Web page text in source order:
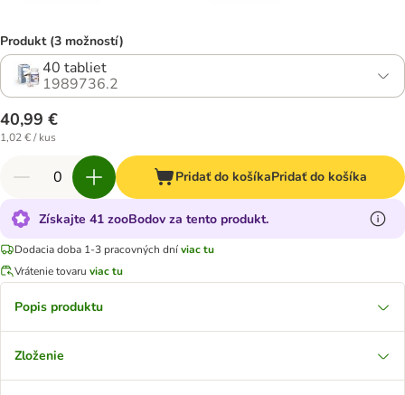
Produkt (3 možností)
40 tabliet
1989736.2
40,99 €
1,02 € / kus
Pridať do košíkaPridať do košíka
Získajte 41 zooBodov za tento produkt.
Dodacia doba 1-3 pracovných dníviac tu
Vrátenie tovaru viac tu
Popis produktu
Zloženie